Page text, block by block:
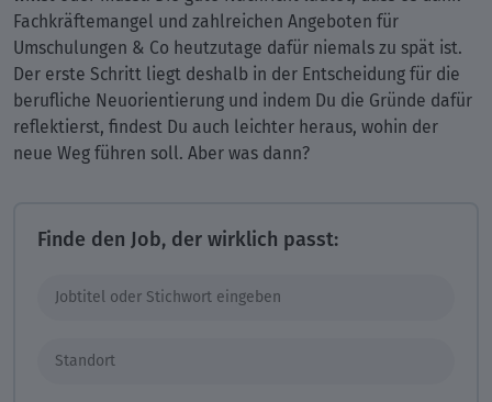
Fachkräftemangel und zahlreichen Angeboten für
Umschulungen & Co heutzutage dafür niemals zu spät ist.
Der erste Schritt liegt deshalb in der Entscheidung für die
berufliche Neuorientierung und indem Du die Gründe dafür
reflektierst, findest Du auch leichter heraus, wohin der
neue Weg führen soll. Aber was dann?
Finde den Job, der wirklich passt: